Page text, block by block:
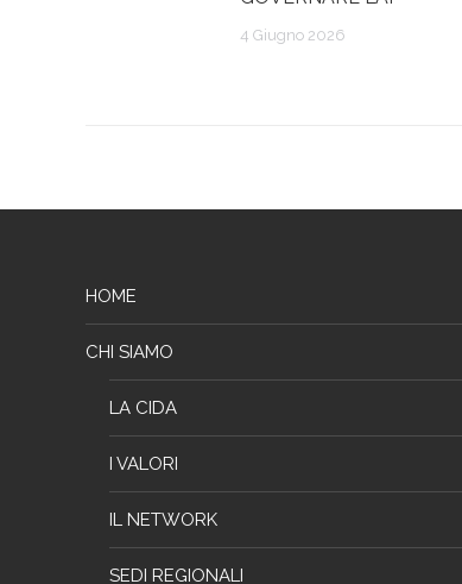
4 Giugno 2026
HOME
CHI SIAMO
LA CIDA
I VALORI
IL NETWORK
SEDI REGIONALI